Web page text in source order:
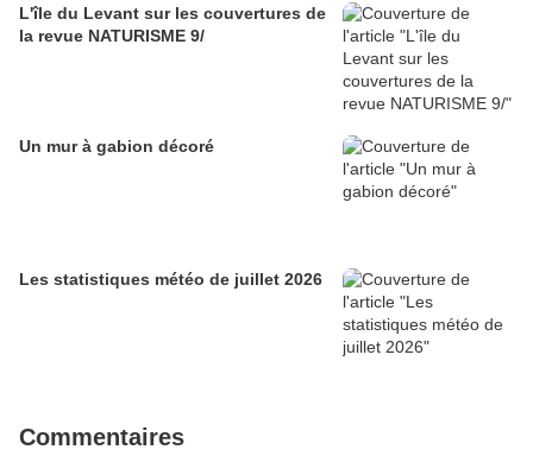
L'île du Levant sur les couvertures de
la revue NATURISME 9/
Un mur à gabion décoré
Les statistiques météo de juillet 2026
Commentaires